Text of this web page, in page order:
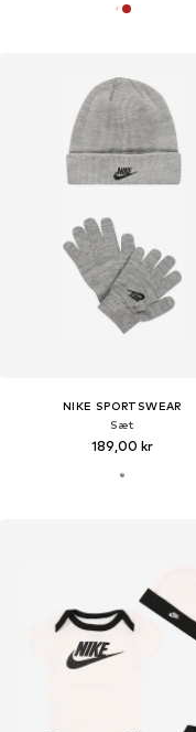
NIKE SPORTSWEAR
Sæt
189,00 kr